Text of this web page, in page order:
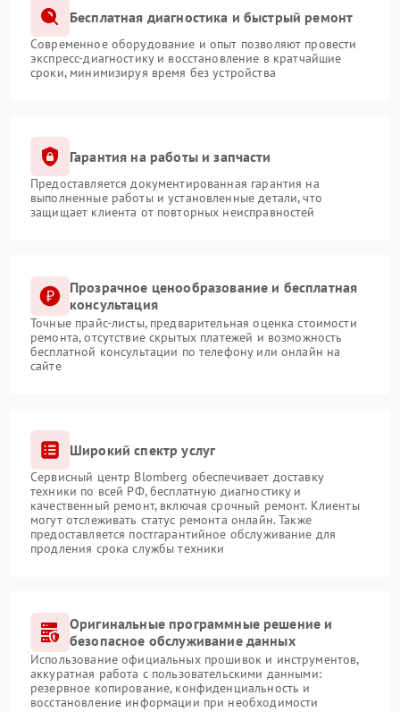
Бесплатная диагностика и быстрый ремонт
Современное оборудование и опыт позволяют провести
экспресс-диагностику и восстановление в кратчайшие
сроки, минимизируя время без устройства
Гарантия на работы и запчасти
Предоставляется документированная гарантия на
выполненные работы и установленные детали, что
защищает клиента от повторных неисправностей
Прозрачное ценообразование и бесплатная
консультация
Точные прайс-листы, предварительная оценка стоимости
ремонта, отсутствие скрытых платежей и возможность
бесплатной консультации по телефону или онлайн на
сайте
Широкий спектр услуг
Сервисный центр Blomberg обеспечивает доставку
техники по всей РФ, бесплатную диагностику и
качественный ремонт, включая срочный ремонт. Клиенты
могут отслеживать статус ремонта онлайн. Также
предоставляется постгарантийное обслуживание для
продления срока службы техники
Оригинальные программные решение и
безопасное обслуживание данных
Использование официальных прошивок и инструментов,
аккуратная работа с пользовательскими данными:
резервное копирование, конфиденциальность и
восстановление информации при необходимости